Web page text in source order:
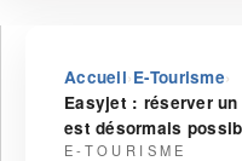
Accueil›E-Tourisme›
Easyjet : réserver
est désormais
E-TOURISME